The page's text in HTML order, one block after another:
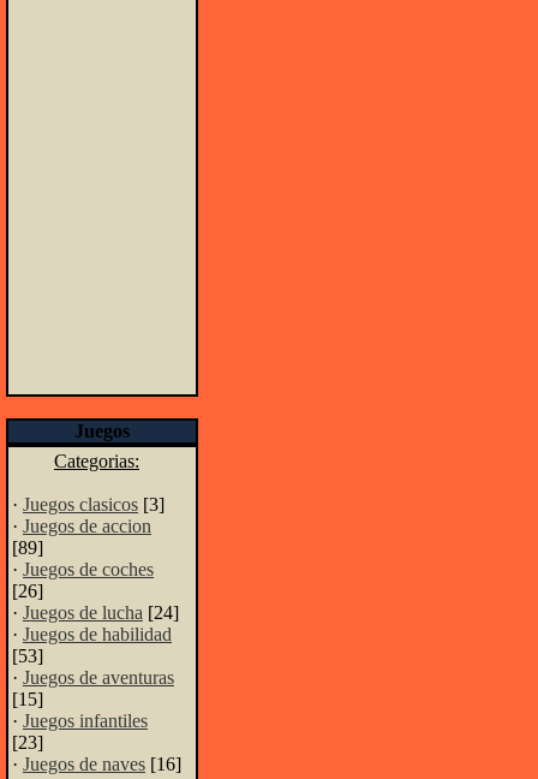
Juegos
Categorias:
· Juegos clasicos [3]
· Juegos de accion
[89]
· Juegos de coches
[26]
· Juegos de lucha [24]
· Juegos de habilidad
[53]
· Juegos de aventuras
[15]
· Juegos infantiles
[23]
· Juegos de naves [16]